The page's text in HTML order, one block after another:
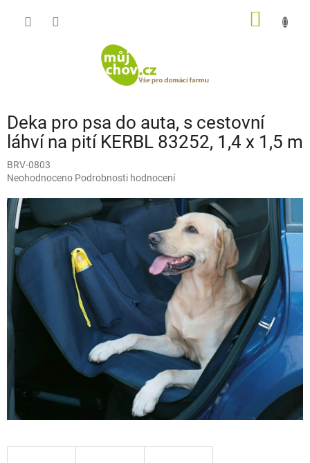
Deka pro psa do auta, s cestovní
láhví na pití KERBL 83252, 1,4 x 1,5 m
BRV-0803
Průměrné
produktu
0,0
Neohodnoceno Podrobnosti hodnocení